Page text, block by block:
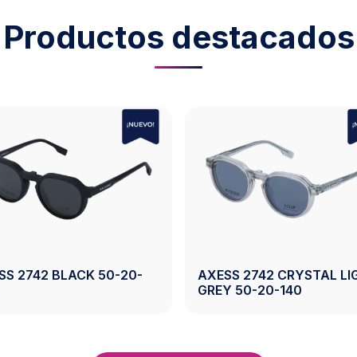
Productos destacados
2743 CRYSTAL
50-19-140
AXESS 2743 CRYSTAL
50-19-140